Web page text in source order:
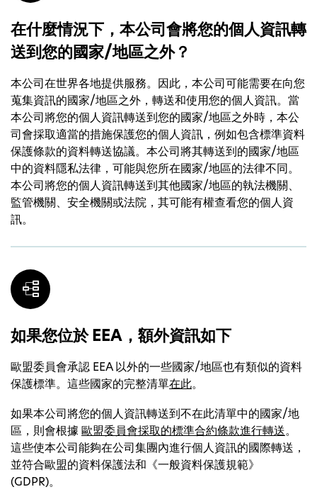
在什麼情況下，本公司會將您的個人資訊轉
送到您的國家/地區之外？
本公司在世界各地提供服務。因此，本公司可能需要在向您
蒐集資訊的國家/地區之外，轉送和使用您的個人資訊。當
本公司將您的個人資訊轉送到您的國家/地區之外時，本公
司會採取適當的措施保護您的個人資訊，例如包含標準資料
保護條款的資料轉送協議。本公司將其轉送到的國家/地區
中的資料隱私法律，可能與您所在國家/地區的法律不同。
本公司將您的個人資訊轉送到其他國家/地區的執法機關、
監管機關、安全機關或法院，其可能有權查看您的個人資
訊。
如果您位於 EEA，額外資訊如下
歐盟委員會承認 EEA 以外的一些國家/地區也有類似的資料
保護標準。這些國家的完整清單在此。
如果本公司將您的個人資訊轉送到不在此清單中的國家/地
區，則會根據 歐盟委員會採取的標準合約條款進行轉送。
這些使本公司能夠在公司集團內進行個人資訊的國際轉送，
並符合歐盟的資料保護法和《一般資料保護規範》
(GDPR)。